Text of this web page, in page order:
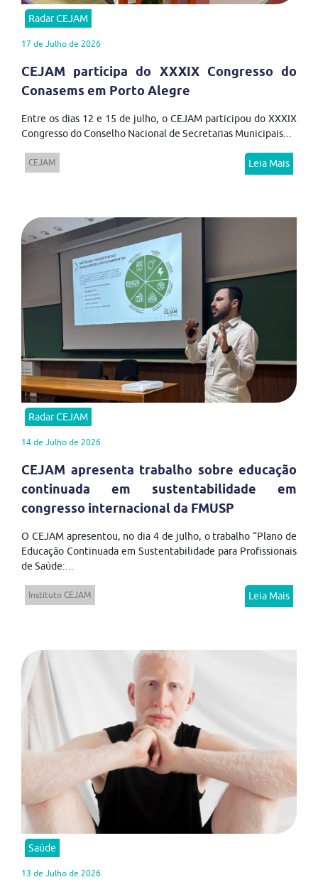
Radar CEJAM
17 de Julho de 2026
CEJAM participa do XXXIX Congresso do
Conasems em Porto Alegre
Entre os dias 12 e 15 de julho, o CEJAM participou do XXXIX
Congresso do Conselho Nacional de Secretarias Municipais...
CEJAM Leia Mais
Radar CEJAM
14 de Julho de 2026
CEJAM apresenta trabalho sobre educação
continuada em sustentabilidade em
congresso internacional da FMUSP
O CEJAM apresentou, no dia 4 de julho, o trabalho “Plano de
Educação Continuada em Sustentabilidade para Profissionais
de Saúde:...
Instituto CEJAM Leia Mais
Saúde
13 de Julho de 2026